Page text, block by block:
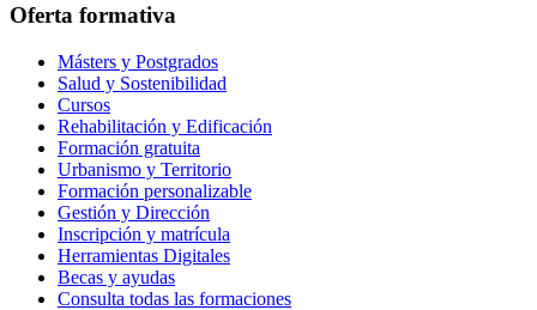
Oferta formativa
Másters y Postgrados
Salud y Sostenibilidad
Cursos
Rehabilitación y Edificación
Formación gratuita
Urbanismo y Territorio
Formación personalizable
Gestión y Dirección
Inscripción y matrícula
Herramientas Digitales
Becas y ayudas
Consulta todas las formaciones